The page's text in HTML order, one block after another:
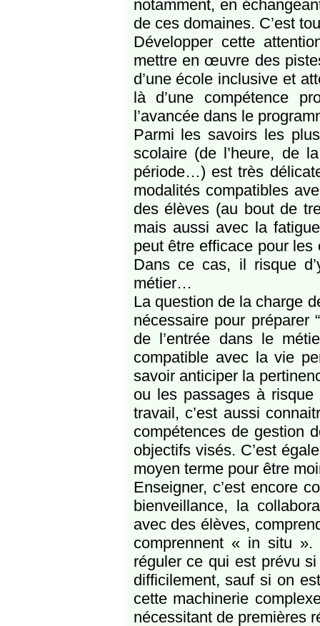
notamment, en
de ces domaines. C’est
Développer cette
mettre en œuvre des
d’une école inclusive et
là d’une compétence
l’avancée dans le
Parmi les savoirs les
scolaire (de l’heure, de
période…) est très
modalités compatibles
des élèves (au bout de
mais aussi avec la
peut être efficace pour les
Dans ce cas, il risque
métier…
La question de la charge
nécessaire pour préparer
de l’entrée dans le
compatible avec la vie
savoir anticiper la
ou les passages à risque
travail, c’est aussi
compétences de gestion
objectifs visés. C’est
moyen terme pour être
Enseigner, c’est encore
bienveillance, la
avec des élèves,
comprennent « in situ ».
réguler ce qui est prévu
difficilement, sauf si on
cette machinerie
nécessitant de premières